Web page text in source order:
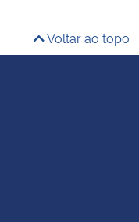
Voltar ao topo